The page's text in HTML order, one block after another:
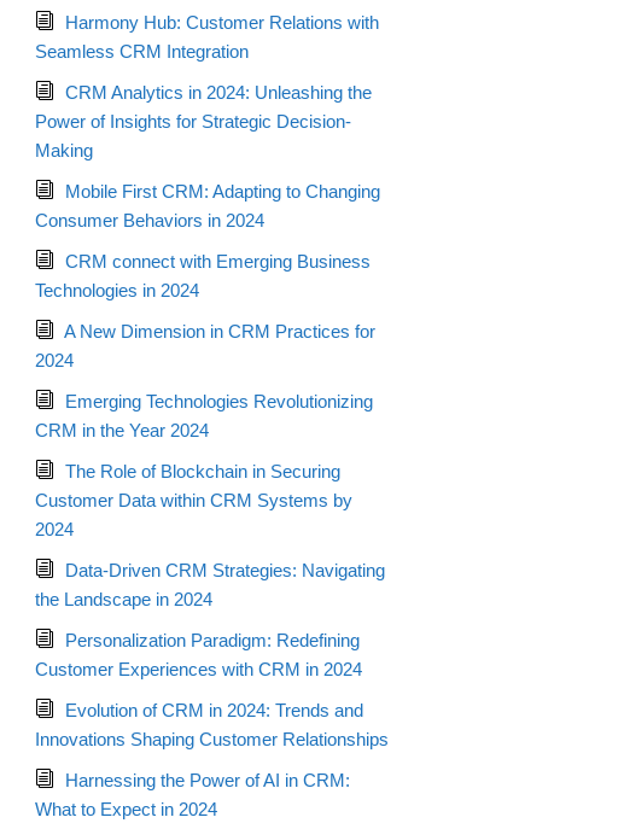
Harmony Hub: Customer Relations with
Seamless CRM Integration
CRM Analytics in 2024: Unleashing the
Power of Insights for Strategic Decision-
Making
Mobile First CRM: Adapting to Changing
Consumer Behaviors in 2024
CRM connect with Emerging Business
Technologies in 2024
A New Dimension in CRM Practices for
2024
Emerging Technologies Revolutionizing
CRM in the Year 2024
The Role of Blockchain in Securing
Customer Data within CRM Systems by
2024
Data-Driven CRM Strategies: Navigating
the Landscape in 2024
Personalization Paradigm: Redefining
Customer Experiences with CRM in 2024
Evolution of CRM in 2024: Trends and
Innovations Shaping Customer Relationships
Harnessing the Power of AI in CRM:
What to Expect in 2024